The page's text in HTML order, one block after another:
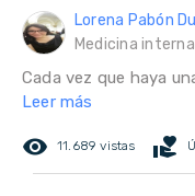
Lorena Pabón
Medicina interna
Cada vez que haya
Leer más
remove_red_eye 11.689 vistas volunteer_activism